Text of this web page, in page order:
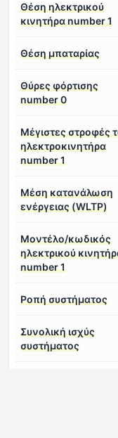
Θέση ηλεκτρικού
κινητήρα number 1
Θέση μπαταρίας
Θύρες φόρτισης
number 0
Μέγιστες στροφές
ηλεκτροκινητήρα
number 1
Μέση κατανάλωση
ενέργειας (WLTP)
Μοντέλο/κωδικός
ηλεκτρικού
number 1
Ροπή συστήματος
Συνολική ισχύς
συστήματος